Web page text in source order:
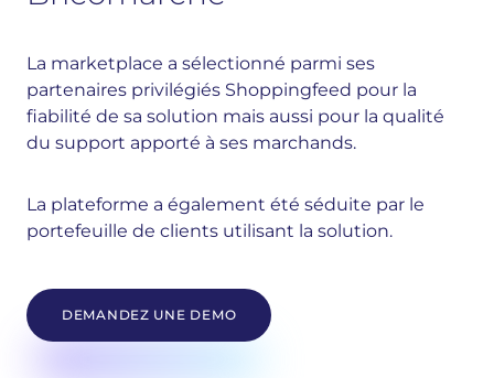
La marketplace a sélectionné parmi ses
partenaires privilégiés Shoppingfeed pour la
fiabilité de sa solution mais aussi pour la qualité
du support apporté à ses marchands.
La plateforme a également été séduite par le
portefeuille de clients utilisant la solution.
DEMANDEZ UNE DEMO